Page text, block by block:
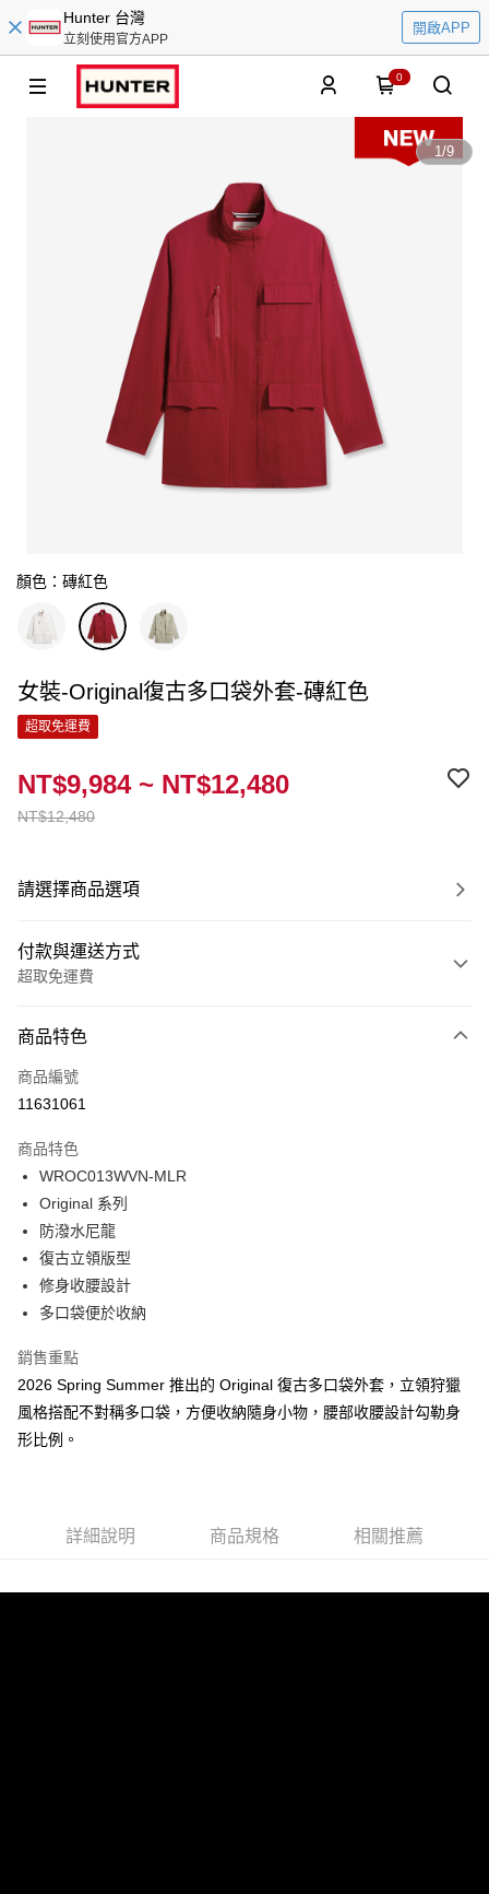
Hunter 台灣
立刻使用官方APP
開啟APP
0
1/9
顏色：磚紅色
女裝-Original復古多口袋外套-磚紅色
超取免運費
NT$12,480
NT$9,984 ~ NT$12,480
請選擇商品選項
付款與運送方式
超取免運費
信用卡一次付款
LINE Pay
Google Pay
貨到付款
運送方式
付款後萊爾富取貨
付款後7-11取貨
商品特色
商品編號
11631061
商品特色
WROC013WVN-MLR
Original 系列
防潑水尼龍
復古立領版型
修身收腰設計
多口袋便於收納
銷售重點
2026 Spring Summer 推出的 Original 復古多口袋外套，立領狩獵
風格搭配不對稱多口袋，方便收納隨身小物，腰部收腰設計勾勒身
形比例。
詳細說明 商品規格 相關推薦